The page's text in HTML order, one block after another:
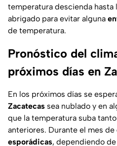
temperatura descienda hasta
abrigado para evitar alguna
de temperatura.
Pronóstico del
próximos días en
En los próximos días se
Zacatecas sea nublado y en
que la temperatura suba
anteriores. Durante el mes de
esporádicas, dependiendo